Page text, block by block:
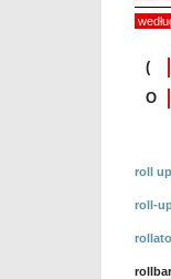
(
O
roll up
roll-
rollbar